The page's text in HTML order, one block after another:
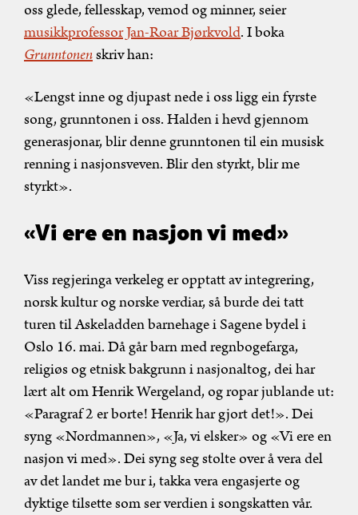
oss glede, fellesskap, vemod og minner, seier
musikkprofessor Jan-Roar Bjørkvold. I boka
Grunntonenskriv han:
«Lengst inne og djupast nede i oss ligg ein fyrste
song, grunntonen i oss. Halden i hevd gjennom
generasjonar, blir denne grunntonen til ein musisk
renning i nasjonsveven. Blir den styrkt, blir me
styrkt».
«Vi ere en nasjon vi med»
Viss regjeringa verkeleg er opptatt av integrering,
norsk kultur og norske verdiar, så burde dei tatt
turen til Askeladden barnehage i Sagene bydel i
Oslo 16. mai. Då går barn med regnbogefarga,
religiøs og etnisk bakgrunn i nasjonaltog, dei har
lært alt om Henrik Wergeland, og ropar jublande ut:
«Paragraf 2 er borte! Henrik har gjort det!». Dei
syng «Nordmannen», «Ja, vi elsker» og «Vi ere en
nasjon vi med». Dei syng seg stolte over å vera del
av det landet me bur i, takka vera engasjerte og
dyktige tilsette som ser verdien i songskatten vår.